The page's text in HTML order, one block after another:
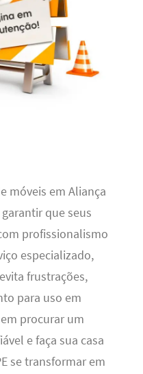
móveis em Aliança
que seus
profissionalismo
especializado,
frustrações,
para uso em
procurar um
e faça sua casa
se transformar em